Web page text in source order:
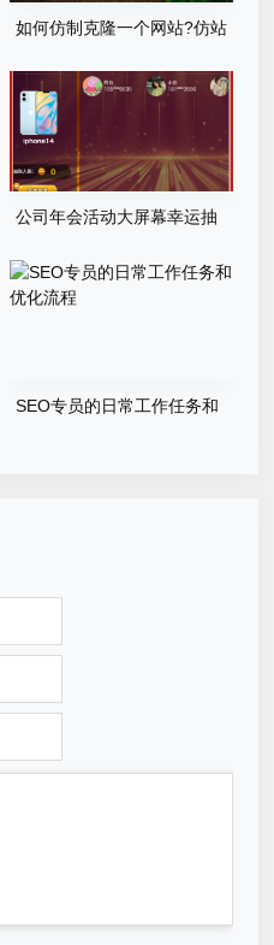
如何仿制克隆一个网站?仿站
步骤详细教程
公司年会活动大屏幕幸运抽
奖游戏程序源码
SEO专员的日常工作任务和